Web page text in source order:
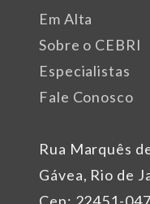
Rua Marquês
Gávea, Rio de
Em Alta
Sobre o CEBRI
Especialistas
Fale Conosco